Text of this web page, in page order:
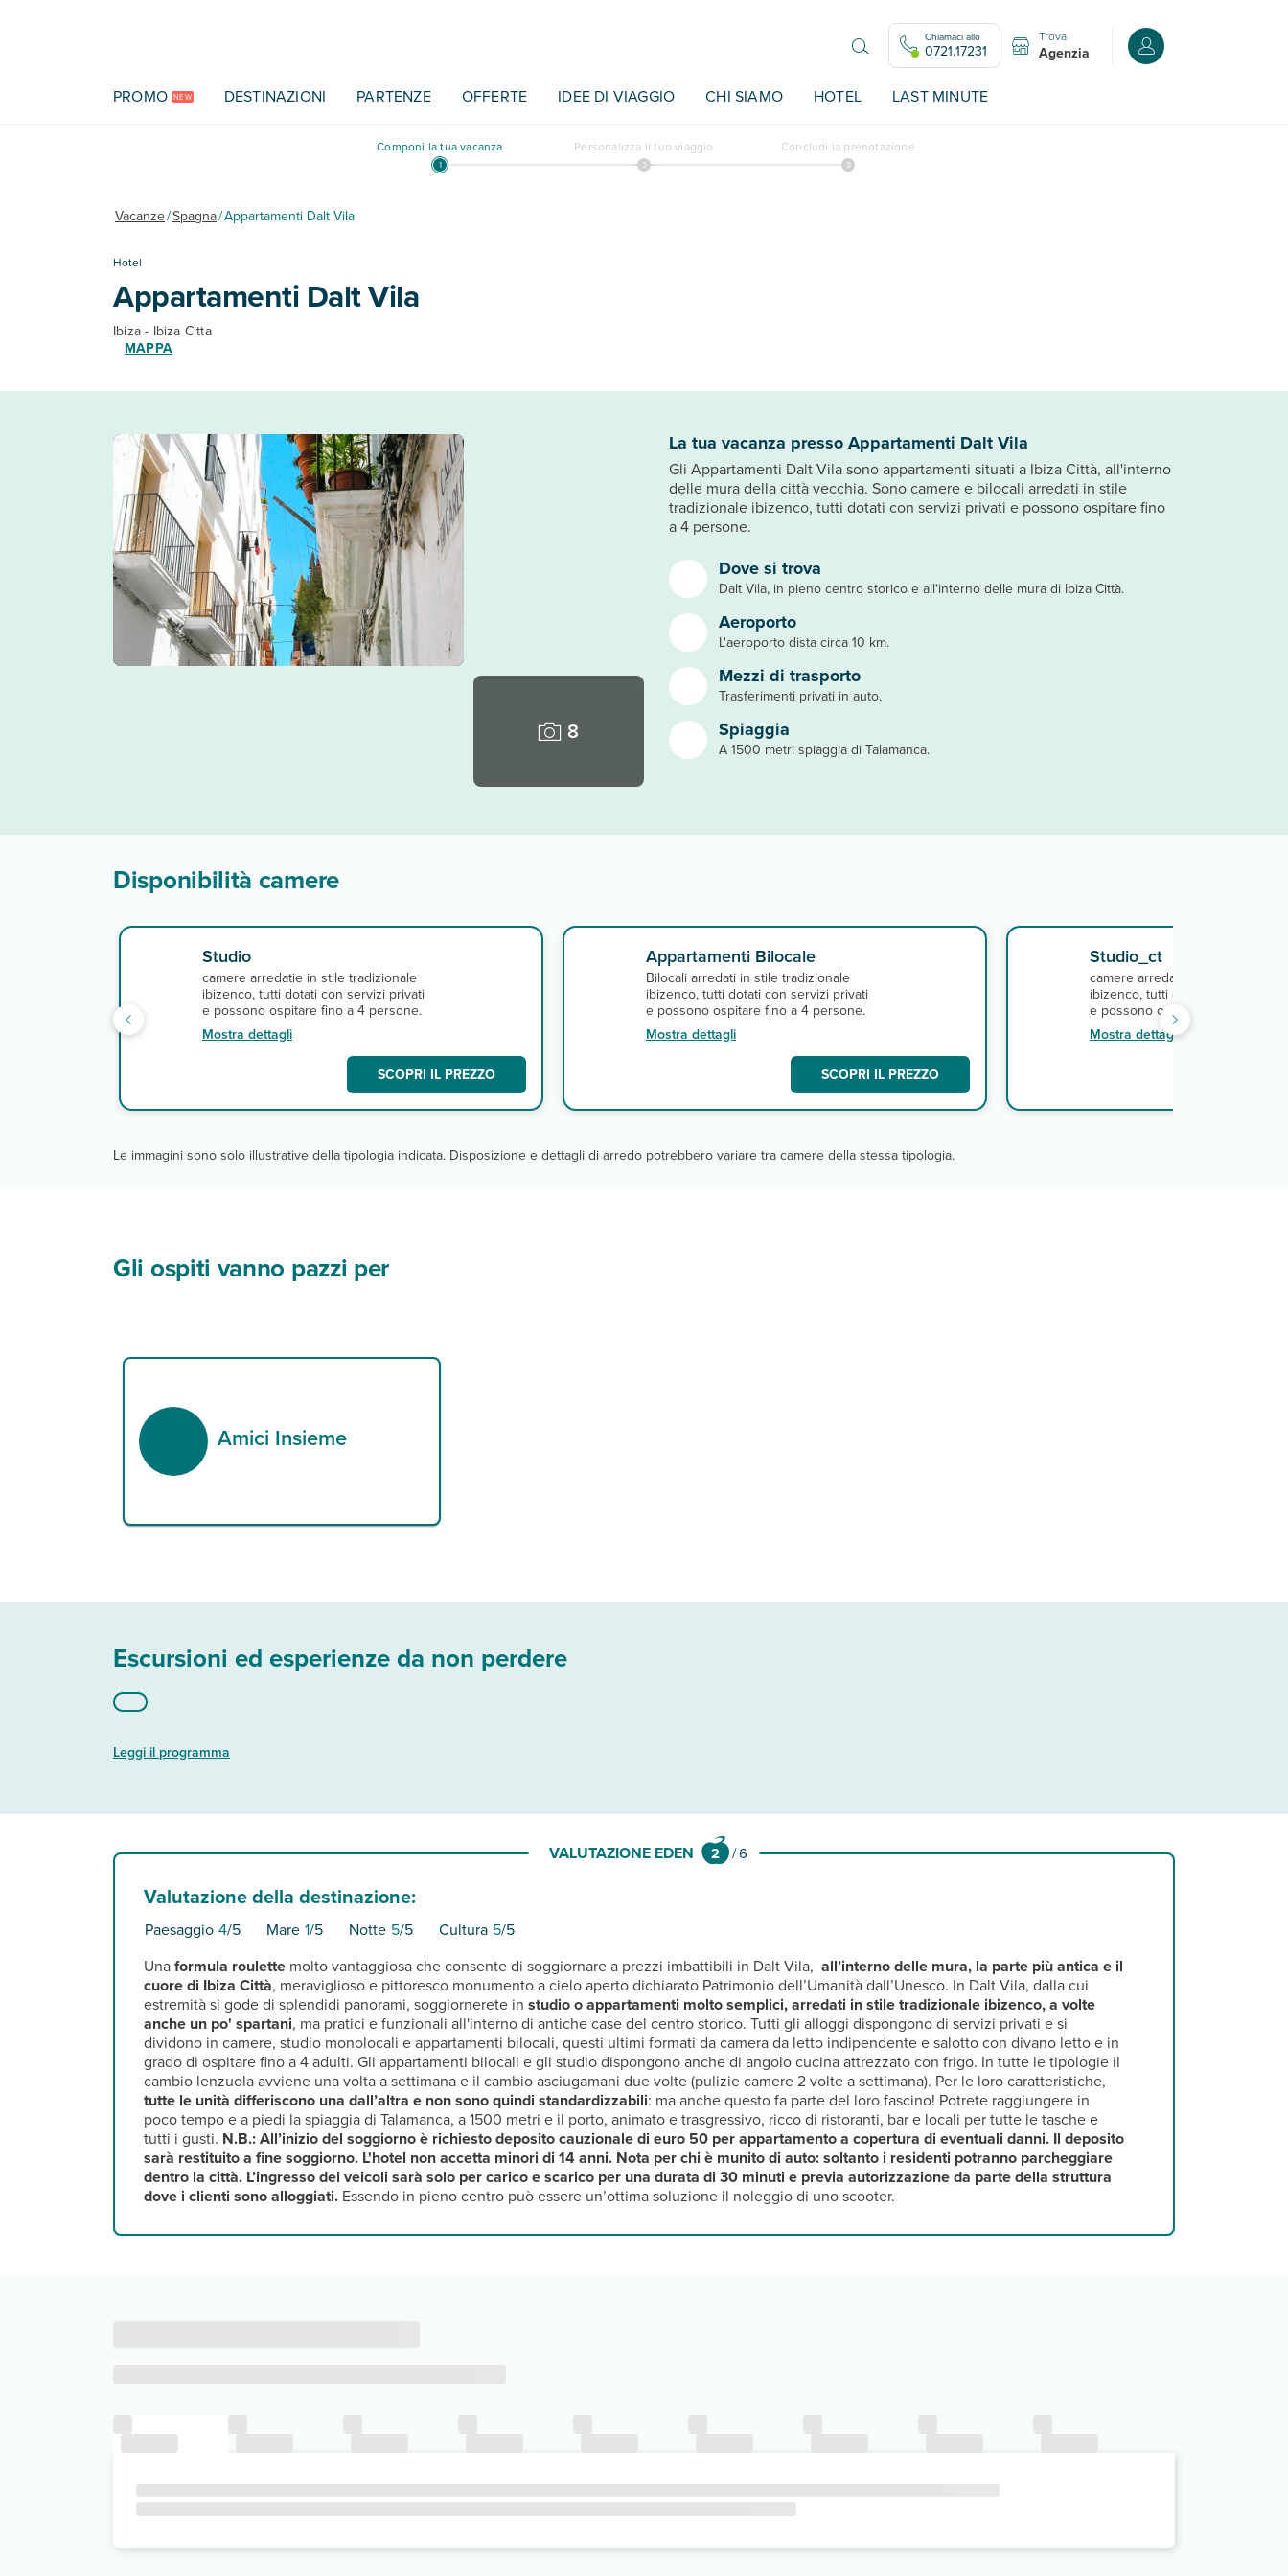
Chiamaci allo
0721.17231
Trova
Agenzia Accedi o registrati
PROMO NEW DESTINAZIONI PARTENZE OFFERTE IDEE DI VIAGGIO CHI SIAMO HOTEL LAST MINUTE
Componi la tua vacanza Personalizza il tuo viaggio Concludi la prenotazione
Vacanze/Spagna/Appartamenti Dalt Vila
Hotel
Appartamenti Dalt Vila
Ibiza - Ibiza Citta
MAPPA
8
Dove si trova
Dalt Vila, in pieno centro storico e all'interno delle mura di Ibiza Città.
Aeroporto
L'aeroporto dista circa 10 km.
Mezzi di trasporto
Trasferimenti privati in auto.
Spiaggia
A 1500 metri spiaggia di Talamanca.
La tua vacanza presso Appartamenti Dalt Vila
Gli Appartamenti Dalt Vila sono appartamenti situati a Ibiza Città, all'interno
delle mura della città vecchia. Sono camere e bilocali arredati in stile
tradizionale ibizenco, tutti dotati con servizi privati e possono ospitare fino
a 4 persone.
Disponibilità camere
Studio
camere arredatie in stile tradizionale
ibizenco, tutti dotati con servizi privati
e possono ospitare fino a 4 persone.
Mostra dettagli
SCOPRI IL PREZZO
Appartamenti Bilocale
Bilocali arredati in stile tradizionale
ibizenco, tutti dotati con servizi privati
e possono ospitare fino a 4 persone.
Mostra dettagli
SCOPRI IL PREZZO
Studio_ct
camere arredatie in stile
ibizenco, tutti dotati con servizi
e possono ospitare fino a 4
Mostra dettagli
Le immagini sono solo illustrative della tipologia indicata. Disposizione e dettagli di arredo potrebbero variare tra camere della stessa tipologia.
Gli ospiti vanno pazzi per
Amici Insieme
Escursioni ed esperienze da non perdere
Leggi il programma
VALUTAZIONE EDEN 2 /6
Valutazione della destinazione:
Paesaggio 4/5 Mare 1/5 Notte 5/5 Cultura 5/5
Unaformula roulettemolto vantaggiosa che consente di soggiornare a prezzi imbattibili in Dalt Vila, all’interno delle mura, la parte più antica e il
cuore di Ibiza Città, meraviglioso e pittoresco monumento a cielo aperto dichiarato Patrimonio dell’Umanità dall’Unesco. In Dalt Vila, dalla cui
estremità si gode di splendidi panorami, soggiornerete in studio oappartamenti molto semplici, arredati in stile tradizionale ibizenco, a volte
anche un po' spartani, ma pratici e funzionali all'interno di antiche case del centro storico. Tutti gli alloggi dispongono di servizi privati e si
dividono in camere, studio monolocali e appartamenti bilocali, questi ultimi formati da camera da letto indipendente e salotto con divano letto e in
grado di ospitare fino a 4 adulti. Gli appartamenti bilocali e gli studio dispongono anche di angolo cucina attrezzato con frigo. In tutte le tipologie il
cambio lenzuola avviene una volta a settimana e il cambio asciugamani due volte (pulizie camere 2 volte a settimana). Per le loro caratteristiche,
tutte le unità differiscono una dall’altra e non sono quindi standardizzabili: ma anche questo fa parte del loro fascino! Potrete raggiungere in
poco tempo e a piedi la spiaggia di Talamanca, a 1500 metri e il porto, animato e trasgressivo, ricco di ristoranti, bar e locali per tutte le tasche e
tutti i gusti. N.B.:All’inizio del soggiorno è richiesto deposito cauzionale di euro 50 per appartamento a copertura di eventuali danni. Il deposito
sarà restituito a fine soggiorno. L'hotel non accetta minori di 14 anni. Nota per chi è munito di auto: soltanto i residenti potranno parcheggiare
dentro la città. L’ingresso dei veicoli sarà solo per carico e scarico per una durata di 30 minuti e previa autorizzazione da parte della struttura
dove i clienti sono alloggiati.Essendo in pieno centro può essere un’ottima soluzione il noleggio di uno scooter.